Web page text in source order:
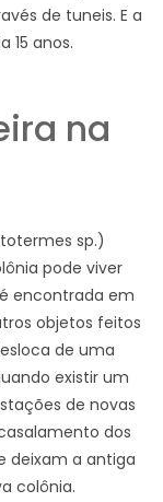
de tuneis. E a
15 anos.
na
sp.)
pode viver
encontrada em
objetos feitos
de uma
existir um
de novas
dos
deixam a antiga
colônia.